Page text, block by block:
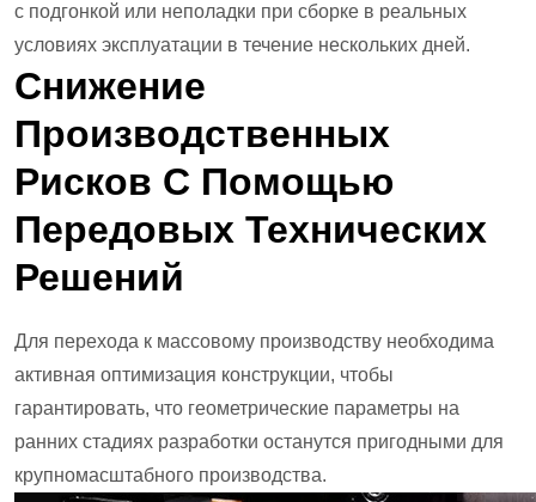
с подгонкой или неполадки при сборке в реальных
условиях эксплуатации в течение нескольких дней.
Снижение
Производственных
Рисков С Помощью
Передовых Технических
Решений
Для перехода к массовому производству необходима
активная оптимизация конструкции, чтобы
гарантировать, что геометрические параметры на
ранних стадиях разработки останутся пригодными для
крупномасштабного производства.